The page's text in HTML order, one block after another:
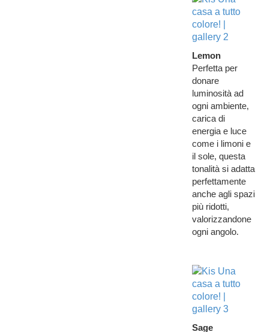
Lemon
Perfetta per
donare
luminosità ad
ogni ambiente,
carica di
energia e luce
come i limoni e
il sole, questa
tonalità si adatta
perfettamente
anche agli spazi
più ridotti,
valorizzandone
ogni angolo.
Sage